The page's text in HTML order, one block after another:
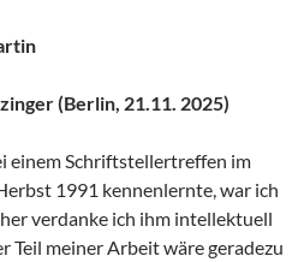
(Berlin, 21.11. 2025)
einem Schriftstellertreffen im
1991 kennenlernte, war ich
verdanke ich ihm intellektuell
Teil meiner Arbeit wäre geradezu